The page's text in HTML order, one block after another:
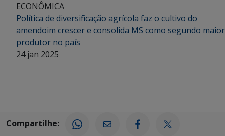
ECONÔMICA
Política de diversificação agrícola faz o cultivo do
amendoim crescer e consolida MS como segundo maior
produtor no país
24 jan 2025
Compartilhe: